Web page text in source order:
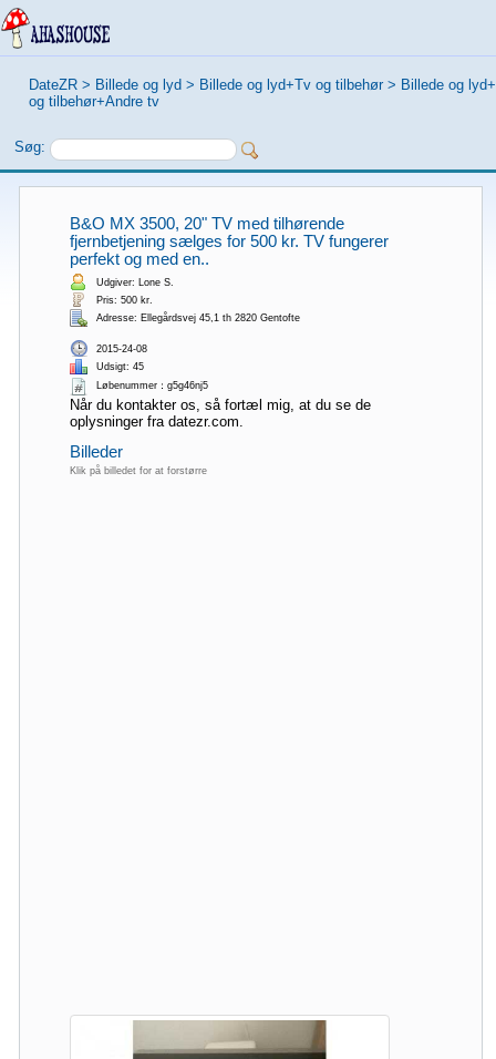
DateZR > Billede og lyd > Billede og lyd+Tv og tilbehør > Billede og
og tilbehør+Andre tv
Søg:
B&O MX 3500, 20" TV med tilhørende
fjernbetjening sælges for 500 kr. TV fungerer
perfekt og med en..
Udgiver: Lone S.
Pris: 500 kr.
Adresse: Ellegårdsvej 45,1 th 2820 Gentofte
2015-24-08
Udsigt: 45
Løbenummer：g5g46nj5
Når du kontakter os, så fortæl mig, at du se de
oplysninger fra datezr.com.
Billeder
Klik på billedet for at forstørre